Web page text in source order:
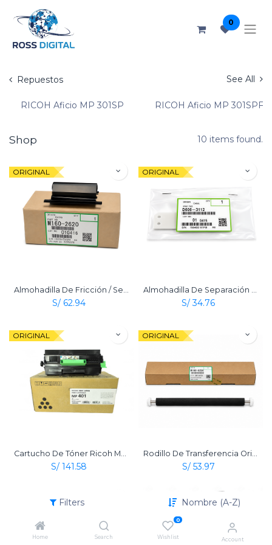
Filters Nombre (A-Z)
Home Search
0
Wishlist Account
0
Repuestos See All
RICOH Aficio MP 301SP RICOH Aficio MP 301SPF
Shop 10 items found.
ORIGINAL
S/ 62.94
ORIGINAL
S/34.76
ORIGINAL
S/ 141.58
ORIGINAL
S/ 53.97
ORIGINAL